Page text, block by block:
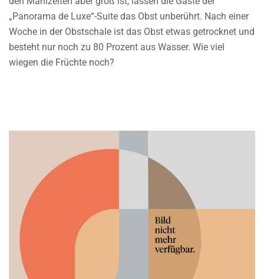
„Panorama de Luxe“-Suite das Obst unberührt. Nach einer
Woche in der Obstschale ist das Obst etwas getrocknet und
besteht nur noch zu 80 Prozent aus Wasser. Wie viel
wiegen die Früchte noch?